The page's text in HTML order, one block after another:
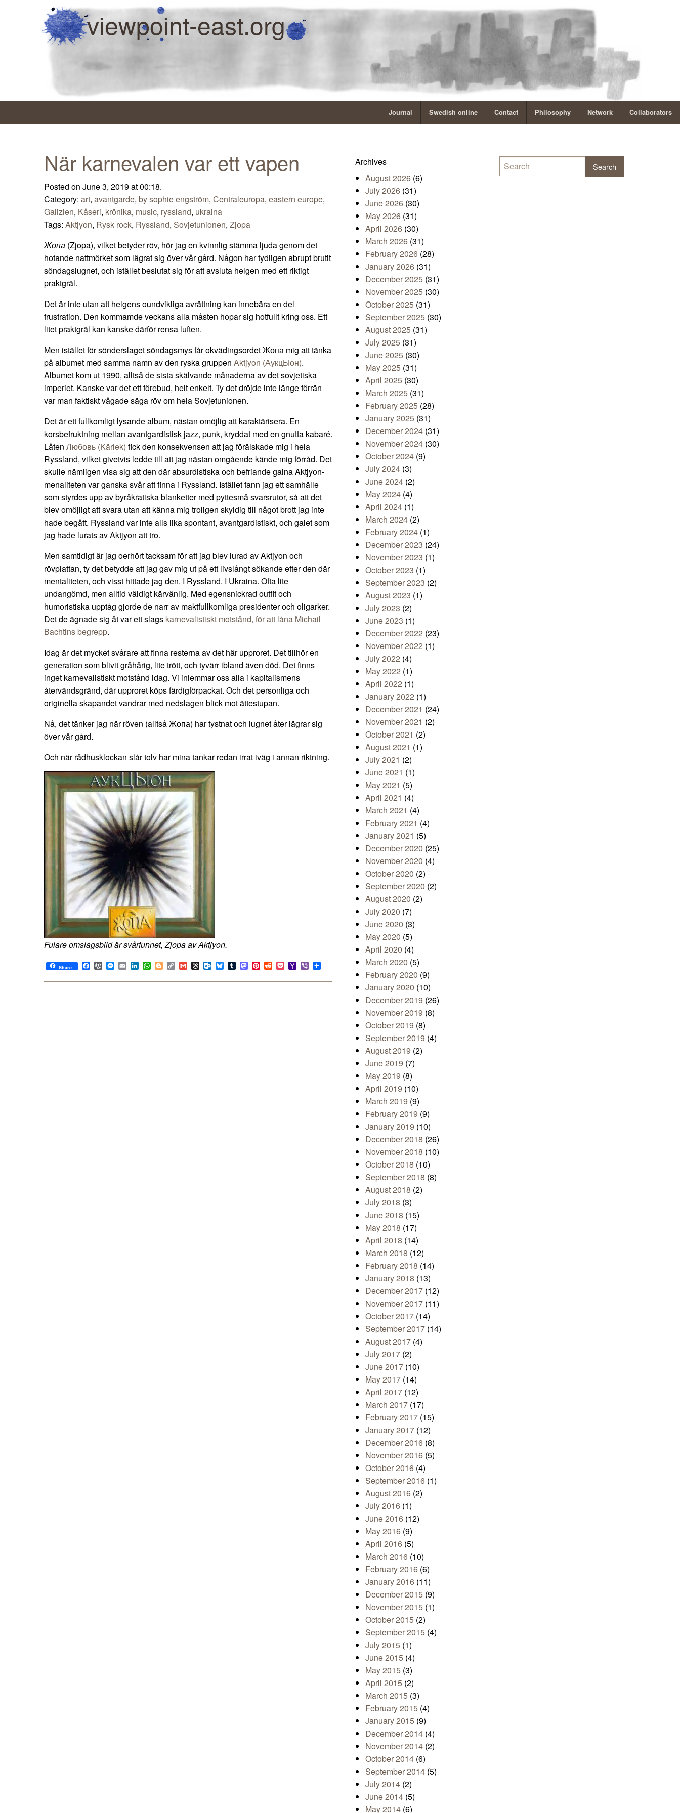
viewpoint-east.org
Journal Swedish online Contact Philosophy Network Collaborators
När karnevalen var ett vapen
Posted on June 3, 2019 at 00:18.
Category: art, avantgarde, by sophie engström, Centraleuropa, eastern europe,
Galizien, Kåseri, krönika, music, ryssland, ukraina
Tags: Aktjyon, Rysk rock, Ryssland, Sovjetunionen, Zjopa
Жопа (Zjopa), vilket betyder röv, hör jag en kvinnlig stämma ljuda genom det
hotande nattmörket som lägrat sig över vår gård. Någon har tydligen abrupt brutit
söndagslugnet, och istället beslutat sig för att avsluta helgen med ett riktigt
praktgräl.
Det är inte utan att helgens oundvikliga avrättning kan innebära en del
frustration. Den kommamde veckans alla måsten hopar sig hotfullt kring oss. Ett
litet praktgräl kan kanske därför rensa luften.
Men istället för sönderslaget söndagsmys får okvädingsordet Жопа mig att tänka
på albumet med samma namn av den ryska gruppen Aktjyon (АукцЫон).
Albumet kom ut 1990, alltså de sista skälvande månaderna av det sovjetiska
imperiet. Kanske var det ett förebud, helt enkelt. Ty det dröjde inte länge förrän
var man faktiskt vågade säga röv om hela Sovjetunionen.
Det är ett fullkomligt lysande album, nästan omöjlig att karaktärisera. En
korsbefruktning mellan avantgardistisk jazz, punk, kryddat med en gnutta kabaré.
Låten Любовь (Kärlek) fick den konsekvensen att jag förälskade mig i hela
Ryssland, vilket givetvis ledde till att jag nästan omgående kände mig förråd. Det
skulle nämligen visa sig att den där absurdistiska och befriande galna Aktjyon-
menaliteten var ganska svår att finna i Ryssland. Istället fann jag ett samhälle
som styrdes upp av byråkratiska blanketter med pyttesmå svarsrutor, så att det
blev omöjligt att svara utan att känna mig troligen skyldig till något brott jag inte
hade begått. Ryssland var inte alls lika spontant, avantgardistiskt, och galet som
jag hade lurats av Aktjyon att tro.
Men samtidigt är jag oerhört tacksam för att jag blev lurad av Aktjyon och
rövplattan, ty det betydde att jag gav mig ut på ett livslångt sökande efter den där
mentaliteten, och visst hittade jag den. I Ryssland. I Ukraina. Ofta lite
undangömd, men alltid väldigt kärvänlig. Med egensnickrad outfit och
humoristiska upptåg gjorde de narr av maktfullkomliga presidenter och oligarker.
Det de ägnade sig åt var ett slags karnevalistiskt motstånd, för att låna Michail
Bachtins begrepp.
Idag är det mycket svårare att finna resterna av det här upproret. Det tillhör en
generation som blivit gråhårig, lite trött, och tyvärr ibland även död. Det finns
inget karnevalistiskt motstånd idag. Vi inlemmar oss alla i kapitalismens
återvändsgränd, där upproret köps färdigförpackat. Och det personliga och
originella skapandet vandrar med nedslagen blick mot ättestupan.
Nå, det tänker jag när röven (alltså Жопа) har tystnat och lugnet åter lägrar sig
över vår gård.
Och när rådhusklockan slår tolv har mina tankar redan irrat iväg i annan riktning.
Fulare omslagsbild är svårfunnet, Zjopa av Aktjyon.
Share Facebook
WordPress
Messenger
EmailLinkedIn
WhatsApp
BloggerCopy
Link
GmailThreadsOutlook.com
Bluesky
TumblrMastodon
Pinterest
RedditPocketYahoo
Mail
Viber
Archives
August 2026 (6)
July 2026 (31)
June 2026 (30)
May 2026 (31)
April 2026 (30)
March 2026 (31)
February 2026 (28)
January 2026 (31)
December 2025 (31)
November 2025 (30)
October 2025 (31)
September 2025 (30)
August 2025 (31)
July 2025 (31)
June 2025 (30)
May 2025 (31)
April 2025 (30)
March 2025 (31)
February 2025 (28)
January 2025 (31)
December 2024 (31)
November 2024 (30)
October 2024 (9)
July 2024 (3)
June 2024 (2)
May 2024 (4)
April 2024 (1)
March 2024 (2)
February 2024 (1)
December 2023 (24)
November 2023 (1)
October 2023 (1)
September 2023 (2)
August 2023 (1)
July 2023 (2)
June 2023 (1)
December 2022 (23)
November 2022 (1)
July 2022 (4)
May 2022 (1)
April 2022 (1)
January 2022 (1)
December 2021 (24)
November 2021 (2)
October 2021 (2)
August 2021 (1)
July 2021 (2)
June 2021 (1)
May 2021 (5)
April 2021 (4)
March 2021 (4)
February 2021 (4)
January 2021 (5)
December 2020 (25)
November 2020 (4)
October 2020 (2)
September 2020 (2)
August 2020 (2)
July 2020 (7)
June 2020 (3)
May 2020 (5)
April 2020 (4)
March 2020 (5)
February 2020 (9)
January 2020 (10)
December 2019 (26)
November 2019 (8)
October 2019 (8)
September 2019 (4)
August 2019 (2)
June 2019 (7)
May 2019 (8)
April 2019 (10)
March 2019 (9)
February 2019 (9)
January 2019 (10)
December 2018 (26)
November 2018 (10)
October 2018 (10)
September 2018 (8)
August 2018 (2)
July 2018 (3)
June 2018 (15)
May 2018 (17)
April 2018 (14)
March 2018 (12)
February 2018 (14)
January 2018 (13)
December 2017 (12)
November 2017 (11)
October 2017 (14)
September 2017 (14)
August 2017 (4)
July 2017 (2)
June 2017 (10)
May 2017 (14)
April 2017 (12)
March 2017 (17)
February 2017 (15)
January 2017 (12)
December 2016 (8)
November 2016 (5)
October 2016 (4)
September 2016 (1)
August 2016 (2)
July 2016 (1)
June 2016 (12)
May 2016 (9)
April 2016 (5)
March 2016 (10)
February 2016 (6)
January 2016 (11)
December 2015 (9)
November 2015 (1)
October 2015 (2)
September 2015 (4)
July 2015 (1)
June 2015 (4)
May 2015 (3)
April 2015 (2)
March 2015 (3)
February 2015 (4)
January 2015 (9)
December 2014 (4)
November 2014 (2)
October 2014 (6)
September 2014 (5)
July 2014 (2)
June 2014 (5)
May 2014 (6)